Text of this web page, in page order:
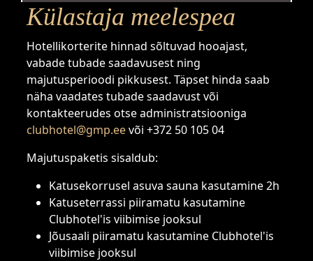
Külastaja meelespea
Hotellikorterite hinnad sõltuvad hooajast,
vabade tubade saadavusest ning
majutusperioodi pikkusest. Täpset hinda saab
näha vaadates tubade saadavust või
kontakteerudes otse administratsiooniga
clubhotel@gmp.eevõi +372 50 105 04
Majutuspaketis sisaldub:
Katusekorrusel asuva sauna kasutamine 2h
Katuseterrassi piiramatu kasutamine
Clubhotel'is viibimise jooksul
Jõusaali piiramatu kasutamine Clubhotel'is
viibimise jooksul